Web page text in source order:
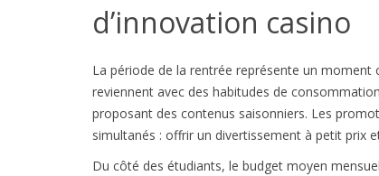
d’innovation casino
La période de la rentrée représente un moment
reviennent avec des habitudes de
proposant des contenus saisonniers. Les
simultanés : offrir un divertissement à petit prix
Du côté des étudiants, le budget moyen